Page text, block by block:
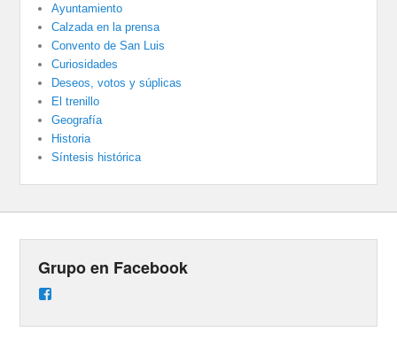
Ayuntamiento
Calzada en la prensa
Convento de San Luis
Curiosidades
Deseos, votos y súplicas
El trenillo
Geografía
Historia
Síntesis histórica
Grupo en Facebook